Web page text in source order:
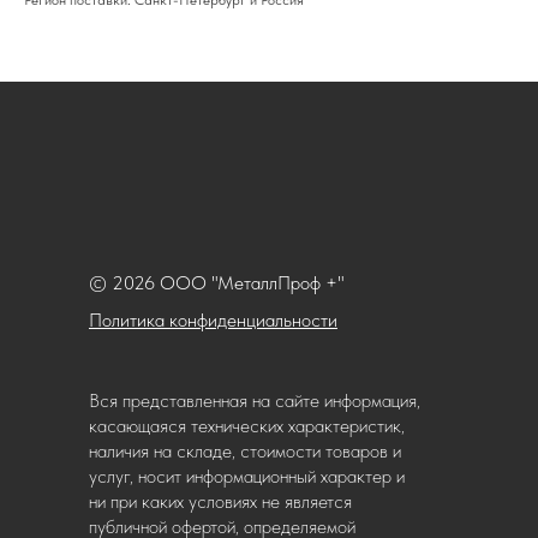
Политика конфиденциальности
© 2026 ООО "МеталлПроф +"
Вся представленная на сайте информация,
касающаяся технических характеристик,
наличия на складе, стоимости товаров и
услуг, носит информационный характер и
ни при каких условиях не является
публичной офертой, определяемой